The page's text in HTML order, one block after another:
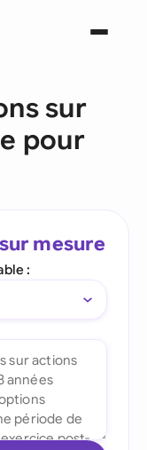
sur
pour
sur mesure
: